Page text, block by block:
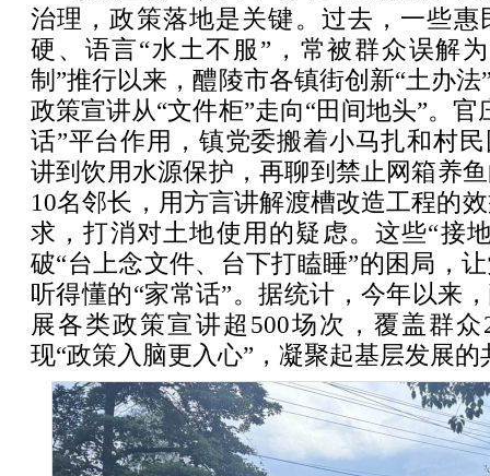
治理，政策落地是关键。过去，一些惠
硬、语言“水土不服”，常被群众误解
制”推行以来，醴陵市各镇街创新“土办法
政策宣讲从“文件柜”走向“田间地头”。
话”平台作用，镇党委搬着小马扎和村
讲到饮用水源保护，再聊到禁止网箱养
10名邻长，用方言讲解渡槽改造工程的
求，打消对土地使用的疑虑。这些“接
破“台上念文件、台下打瞌睡”的困局，
听得懂的“家常话”。据统计，今年以来
展各类政策宣讲超500场次，覆盖群
现“政策入脑更入心”，凝聚起基层发展